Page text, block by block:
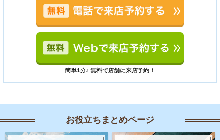
簡単1分♪ 無料で店舗に来店予約！
お役立ちまとめページ